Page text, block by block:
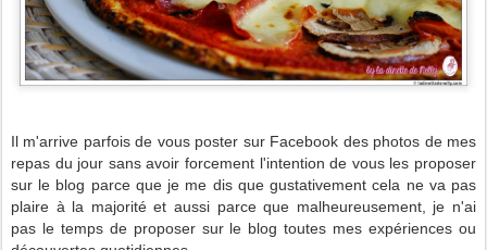
Il m'arrive parfois de vous poster sur Facebook des photos de mes
repas du jour sans avoir forcement l'intention de vous les proposer
sur le blog parce que je me dis que gustativement cela ne va pas
plaire à la majorité et aussi parce que malheureusement, je n'ai
pas le temps de proposer sur le blog toutes mes expériences ou